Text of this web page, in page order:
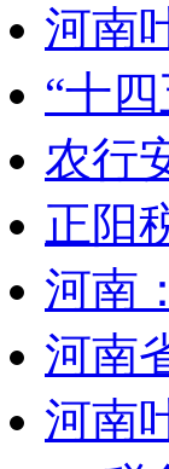
河南
“十
农行
正阳
河南
河南
河南